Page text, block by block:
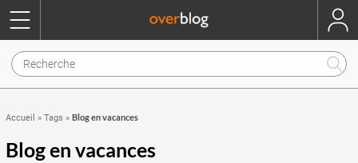
Accueil » Tags » Blog en vacances
Blog en vacances